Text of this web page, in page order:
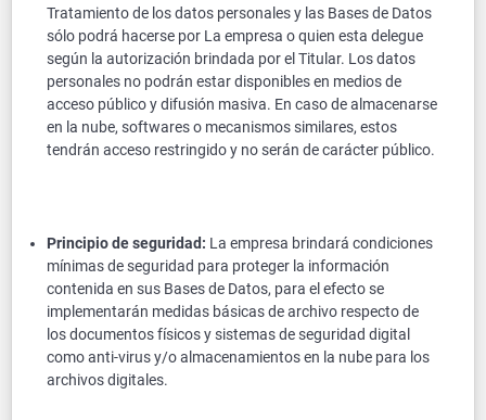
Tratamiento de los datos personales y las Bases de Datos
sólo podrá hacerse por La empresa o quien esta delegue
según la autorización brindada por el Titular. Los datos
personales no podrán estar disponibles en medios de
acceso público y difusión masiva. En caso de almacenarse
en la nube, softwares o mecanismos similares, estos
tendrán acceso restringido y no serán de carácter público.
Principio de seguridad: La empresa brindará condiciones
mínimas de seguridad para proteger la información
contenida en sus Bases de Datos, para el efecto se
implementarán medidas básicas de archivo respecto de
los documentos físicos y sistemas de seguridad digital
como anti-virus y/o almacenamientos en la nube para los
archivos digitales.